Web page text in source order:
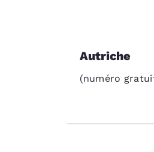
Autriche
(numéro